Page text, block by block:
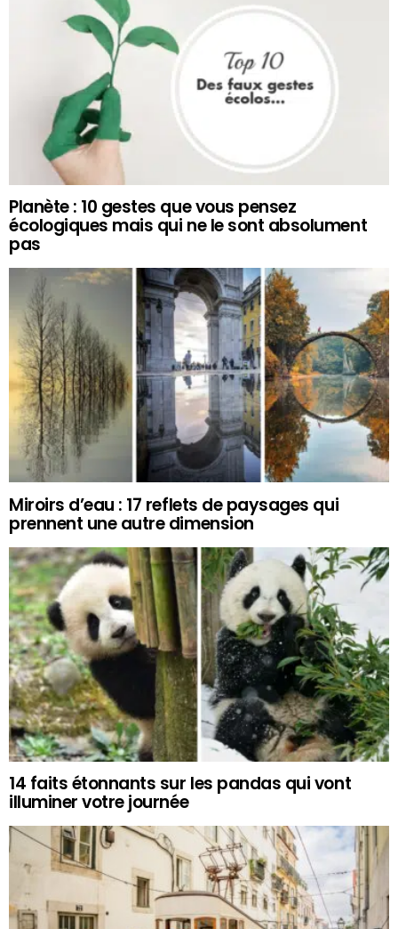
Planète : 10 gestes que vous pensez
écologiques mais qui ne le sont absolument
pas
Miroirs d’eau : 17 reflets de paysages qui
prennent une autre dimension
14 faits étonnants sur les pandas qui vont
illuminer votre journée